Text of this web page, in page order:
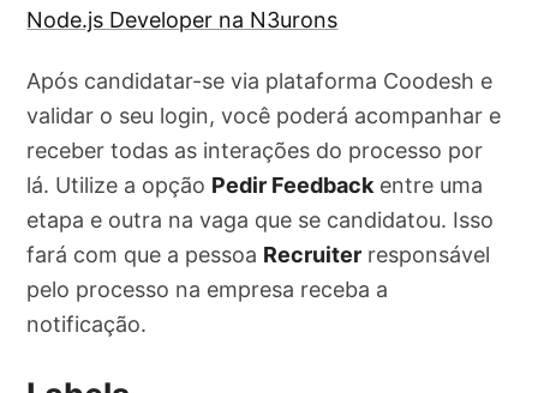
Node.js Developer na N3urons
Após candidatar-se via plataforma Coodesh e
validar o seu login, você poderá acompanhar e
receber todas as interações do processo por
lá. Utilize a opção Pedir Feedbackentre uma
etapa e outra na vaga que se candidatou. Isso
fará com que a pessoa Recruiter responsável
pelo processo na empresa receba a
notificação.